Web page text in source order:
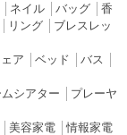
ネイル│ バッグ│ 香
リング│ ブレスレッ
ア ベッド バス
シアター
プレーヤ
美容家電│情報家電